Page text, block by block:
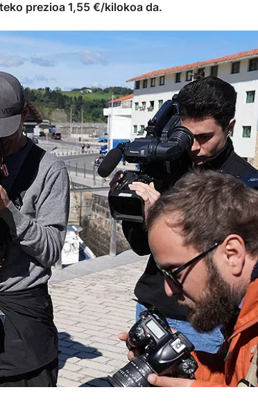
prezioa 1,55 €/kilokoa da.